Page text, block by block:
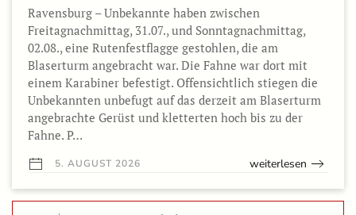
Ravensburg – Unbekannte haben zwischen
Freitagnachmittag, 31.07., und Sonntagnachmittag,
02.08., eine Rutenfestflagge gestohlen, die am
Blaserturm angebracht war. Die Fahne war dort mit
einem Karabiner befestigt. Offensichtlich stiegen die
Unbekannten unbefugt auf das derzeit am Blaserturm
angebrachte Gerüst und kletterten hoch bis zu der
Fahne. P…
5. AUGUST 2026 weiterlesen